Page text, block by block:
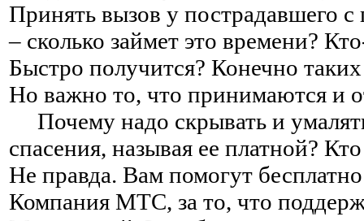
Принять вызов у пострадавшего
– сколько займет это времени?
Быстро получится? Конечно
Но важно то, что принимаются и
Почему надо скрывать и
спасения, называя ее платной?
Не правда. Вам помогут
Компания МТС, за то, что